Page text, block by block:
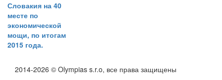
Словакия на 40
месте по
экономической
мощи, по итогам
2015 года.
2014-2026 © Olympias s.r.o, все права защищены